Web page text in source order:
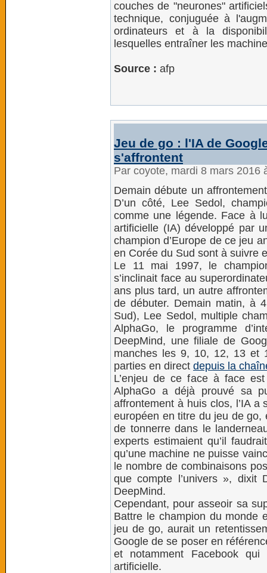
couches de "neurones"
technique, conjuguée à
ordinateurs et à la
lesquelles entraîner les
Source : afp
Jeu de go : l'IA de
s'affrontent
Par coyote, mardi 8 mars 2016
Demain débute un
D’un côté, Lee Sedol,
comme une légende. Face à
artificielle (IA) développé par
champion d’Europe de ce jeu
en Corée du Sud sont à suivre
Le 11 mai 1997, le
s’inclinait face au
ans plus tard, un autre
de débuter. Demain matin, à
Sud), Lee Sedol, multiple
AlphaGo, le programme
DeepMind, une filiale de
manches les 9, 10, 12, 13 et
parties en direct depuis la
L’enjeu de ce face à face
AlphaGo a déjà prouvé sa
affrontement à huis clos, l’IA
européen en titre du jeu de
de tonnerre dans le
experts estimaient qu’il
qu’une machine ne puisse
le nombre de combinaisons
que compte l’univers », dixit
DeepMind.
Cependant, pour asseoir sa
Battre le champion du monde
jeu de go, aurait un
Google de se poser en
et notamment Facebook qui
artificielle.